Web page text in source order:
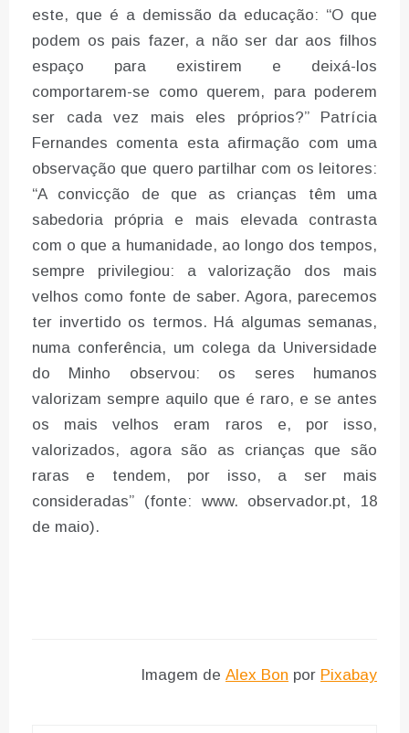
este, que é a demissão da educação: “O que
podem os pais fazer, a não ser dar aos filhos
espaço para existirem e deixá-los
comportarem-se como querem, para poderem
ser cada vez mais eles próprios?” Patrícia
Fernandes comenta esta afirmação com uma
observação que quero partilhar com os leitores:
“A convicção de que as crianças têm uma
sabedoria própria e mais elevada contrasta
com o que a humanidade, ao longo dos tempos,
sempre privilegiou: a valorização dos mais
velhos como fonte de saber. Agora, parecemos
ter invertido os termos. Há algumas semanas,
numa conferência, um colega da Universidade
do Minho observou: os seres humanos
valorizam sempre aquilo que é raro, e se antes
os mais velhos eram raros e, por isso,
valorizados, agora são as crianças que são
raras e tendem, por isso, a ser mais
consideradas” (fonte: www. observador.pt, 18
de maio).
Imagem de Alex Bon por Pixabay